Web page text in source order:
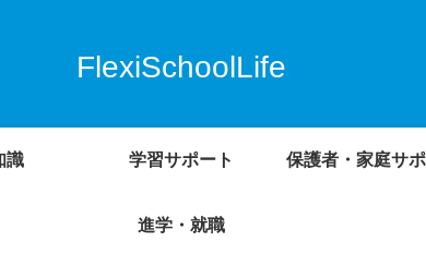
FlexiSchoolLife
識 学習サポート 保護者・家庭サ
進学・就職